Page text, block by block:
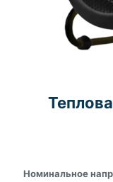
Номинальное